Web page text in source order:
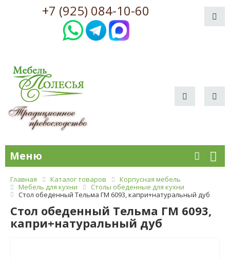
+7 (925) 084-10-60
Меню
Главная Каталог товаров
Корпусная мебель
Мебель для кухни
Столы обеденные для кухни
Стол обеденный Тельма ГМ 6093, капри+натуральный дуб
Стол обеденный Тельма ГМ 6093,
капри+натуральный дуб